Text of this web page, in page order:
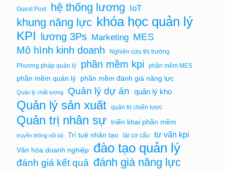
Guest Post hệ thống lương IoT
khung năng lực khóa học quản lý
KPI lương 3Ps Marketing MES
Mô hình kinh doanh
Nghiên cứu thị trường
Phương pháp quản lý
phần mềm kpi phần mềm MES
phần mềm quản lý phần mềm đánh giá năng lực
Quản lý chất lượng Quản lý dự án quản lý kho
Quản lý sản xuất quản trị chiến lược
Quản trị nhân sự triển khai phần mềm
truyền thông nội bộ Trí tuệ nhân tạo tái cơ cấu tư vấn kpi
Văn hóa doanh nghiệp đào tạo quản lý
đánh giá kết quả đánh giá năng lực